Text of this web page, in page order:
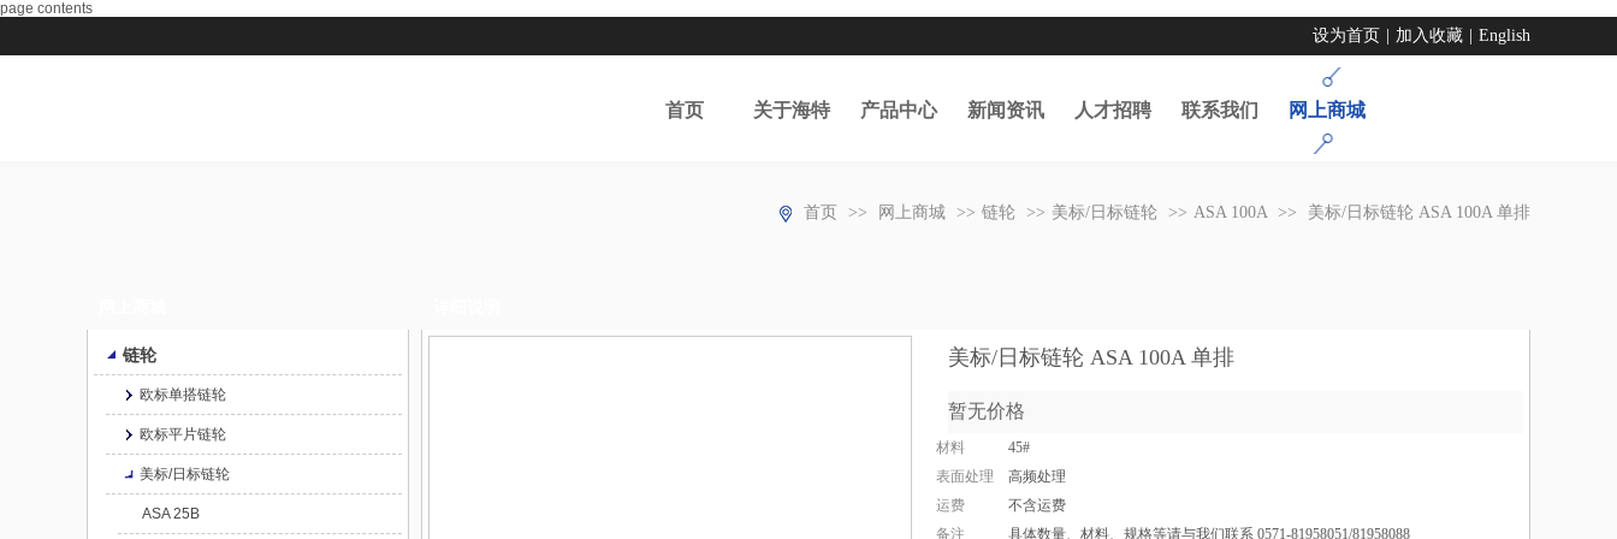
page contents
首页 关于海特 产品中心 新闻资讯 人才招聘 联系我们 网上商城
设为首页 加入收藏 English
首页 >> 网上商城 >> 链轮 >> 美标/日标链轮 >> ASA 100A >> 美标/日标链轮 ASA 100A 单排
链轮
欧标单搭链轮
欧标平片链轮
美标/日标链轮
ASA 25B
美标/日标链轮 ASA 100A 单排
暂无价格
材料
45#
表面处理
高频处理
运费
不含运费
备注
具体数量、材料、规格等请与我们联系 0571-81958051/81958088